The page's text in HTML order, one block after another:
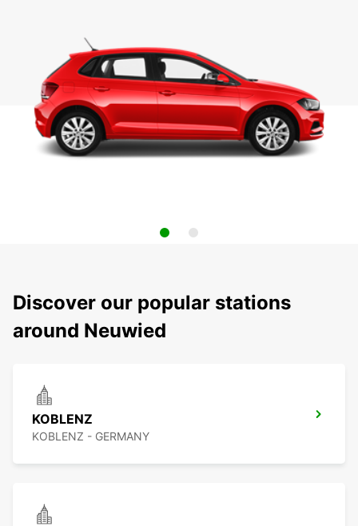
Discover our popular stations
around Neuwied
KOBLENZ
KOBLENZ - GERMANY